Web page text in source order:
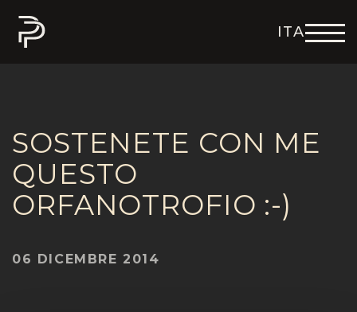
SOSTENETE CON ME
QUESTO
ORFANOTROFIO :-)
06 DICEMBRE 2014
ITA